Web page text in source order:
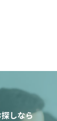
しなら